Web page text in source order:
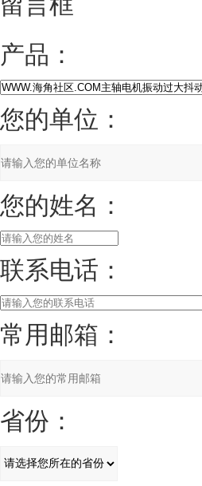
产品：
您的单位：
您的姓名：
联系电话：
常用邮箱：
省份：